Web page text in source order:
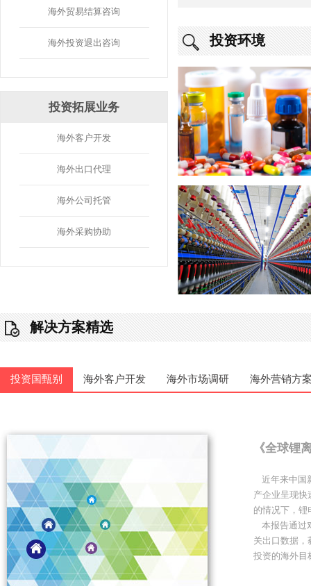
海外贸易结算咨询
海外投资退出咨询
投资拓展业务
海外客户开发
海外出口代理
海外公司托管
海外采购协助
投资环境
解决方案精选
投资国甄别 海外客户开发 海外市场调研 海外营销方
《全球锂
近年来中国
产企业呈现快
的情况下，锂
本报告通过
关出口数据，
投资的海外目